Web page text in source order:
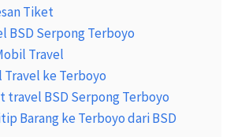
Tiket
BSD Serpong Terboyo
Travel
Travel ke Terboyo
travel BSD Serpong Terboyo
Barang ke Terboyo dari BSD